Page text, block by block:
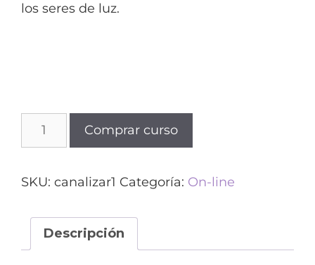
los seres de luz.
Comprar curso
SKU: canalizar1 Categoría: On-line
Descripción